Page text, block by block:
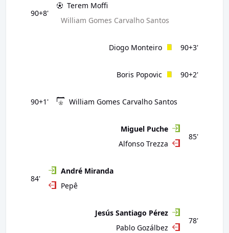
90+8'
Terem Moffi
William Gomes Carvalho Santos
90+3'
Diogo Monteiro
90+2'
Boris Popovic
90+1' William Gomes Carvalho Santos
85'
Miguel Puche
Alfonso Trezza
84'
André Miranda
Pepê
78'
Jesús Santiago Pérez
Pablo Gozálbez